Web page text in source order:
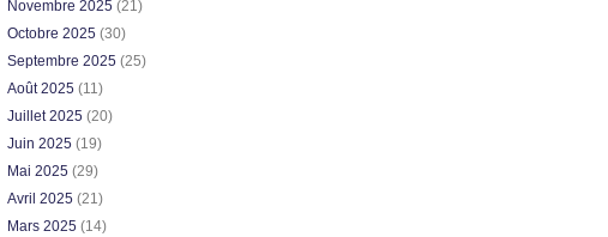
Novembre 2025 (21)
Octobre 2025 (30)
Septembre 2025 (25)
Août 2025 (11)
Juillet 2025 (20)
Juin 2025 (19)
Mai 2025 (29)
Avril 2025 (21)
Mars 2025 (14)